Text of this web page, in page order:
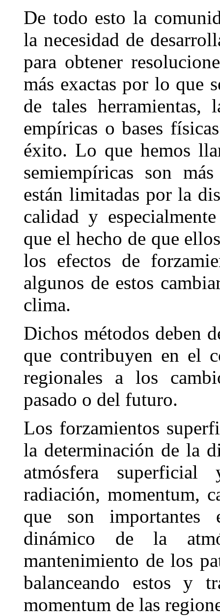
De todo esto la
la necesidad de
para obtener
más exactas por lo que
de tales herramientas,
empíricas o bases
éxito. Lo que hemos
semiempíricas son
están limitadas por la
calidad y
que el hecho de que
los efectos de
algunos de estos
clima.
Dichos métodos deben
que contribuyen en el
regionales a los
pasado o del futuro.
Los forzamientos
la determinación de la
atmósfera
radiación, momentum,
que son importantes
dinámico de la
mantenimiento de los
balanceando estos y
momentum de las